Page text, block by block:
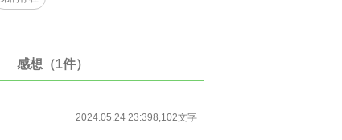
感想（1件）
2024.05.24 23:398,102文字